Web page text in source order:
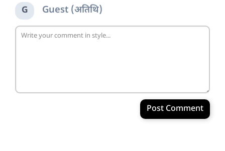
G Guest (अतिथि)
Post Comment